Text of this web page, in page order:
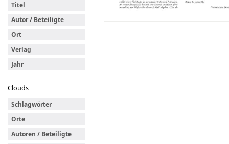
Titel
Autor / Beteiligte
Ort
Verlag
Jahr
Clouds
Schlagwörter
Orte
Autoren / Beteiligte